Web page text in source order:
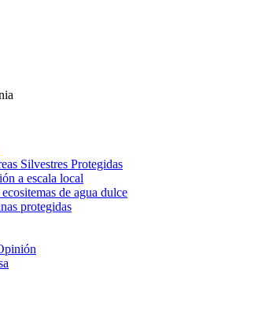
Silvestres Protegidas
a escala local
de agua dulce
protegidas